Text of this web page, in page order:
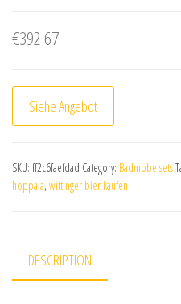
€392.67
Siehe Angebot
SKU: ff2c6faefdad Category: Badmöbelsets
hoppala, wittinger bier kaufen
DESCRIPTION